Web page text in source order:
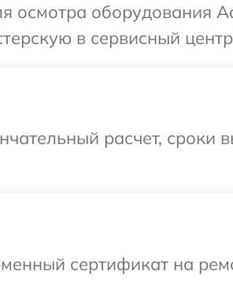
осмотра оборудования
в сервисный
расчет, сроки
сертификат на